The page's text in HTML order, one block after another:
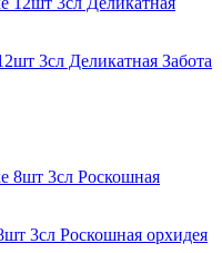
3сл Деликатная Забота
3сл Роскошная орхидея